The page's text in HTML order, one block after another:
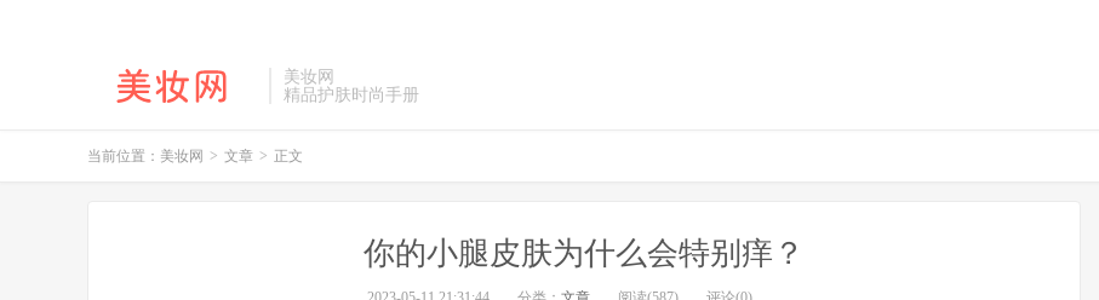
美妆网
精品护肤时尚手册
当前位置： 美妆网 > 文章 > 正文
你的小腿皮肤为什么会特别痒？